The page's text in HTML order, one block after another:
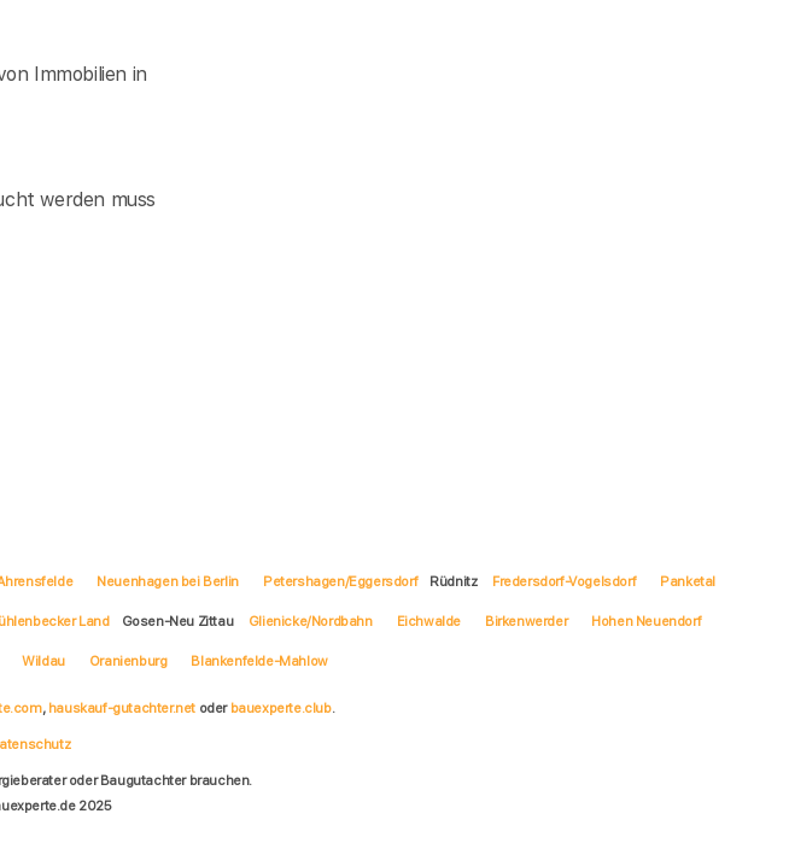
Immobilien in
werden muss
Neuenhagen bei Berlin Petershagen/Eggersdorf Rüdnitz Fredersdorf-Vogelsdorf Panketal
Land Gosen-Neu Zittau Glienicke/Nordbahn Eichwalde Birkenwerder Hohen Neuendorf
Wildau Oranienburg Blankenfelde-Mahlow
, hauskauf-gutachter.net oder bauexperte.club.
oder Baugutachter brauchen.
2025